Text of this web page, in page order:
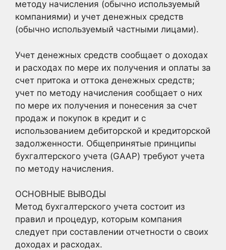
методу начисления (обычно используемый
компаниями) и учет денежных средств
(обычно используемый частными лицами).
Учет денежных средств сообщает о доходах
и расходах по мере их получения и оплаты за
счет притока и оттока денежных средств;
учет по методу начисления сообщает о них
по мере их получения и понесения за счет
продаж и покупок в кредит и с
использованием дебиторской и кредиторской
задолженности. Общепринятые принципы
бухгалтерского учета (GAAP) требуют учета
по методу начисления.
ОСНОВНЫЕ ВЫВОДЫ
Метод бухгалтерского учета состоит из
правил и процедур, которым компания
следует при составлении отчетности о своих
доходах и расходах.